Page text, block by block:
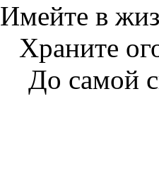
Имейте в
Храните
До самой